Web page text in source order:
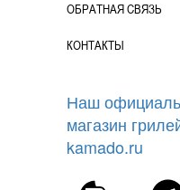
ОБРАТНАЯ СВЯЗЬ
КОНТАКТЫ
Наш
магазин
kamado.ru